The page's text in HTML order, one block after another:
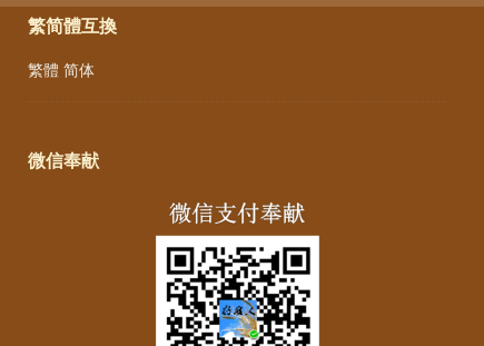
繁简體互換
繁體 简体
微信奉献